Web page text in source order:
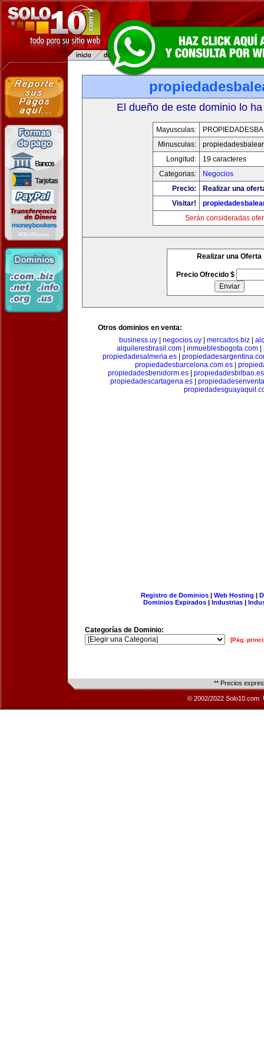
El dueño de este dominio lo
Mayusculas:
Minusculas:
Longitud:
19 caracteres
Categorias:
Negocios
Precio:
Realizar una
Visitar!
Serán consideradas
Realizar una Oferta
Precio Ofrecido $
Otros dominios en venta:
business.uy| negocios.uy| mercados.biz|
alquileresbrasil.com| inmueblesbogota.com|
propiedadesalmeria.es
propiedadesbarcelona.com.es|
propiedadesbenidorm.es
propiedadesbilbao.es
propiedadescartagena.es|
Registro de Dominios| Web Hosting |
Dominios Expirados | Industrias |
Categorías de Dominio:
[Pág.
** Precios
© 2002/2022 Solo10.com